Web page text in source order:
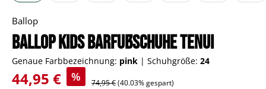
Ballop
BALLOP Kids Barfußschuhe Tenui
Genaue Farbbezeichnung: pink | Schuhgröße: 24
Verkaufspreis:
44,95 € % Regulärer Preis:
74,95 €(40.03% gespart)